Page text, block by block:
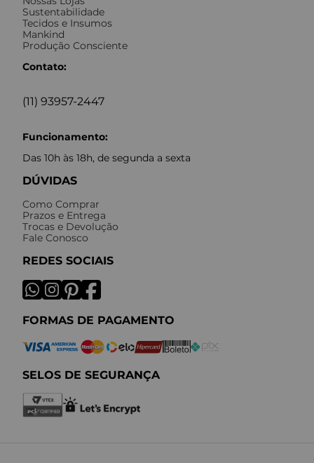
Sustentabilidade
Tecidos e Insumos
Mankind
Produção Consciente
Contato:
(11) 93957-2447
Funcionamento:
Das 10h às 18h, de segunda a sexta
DÚVIDAS
Como Comprar
Prazos e Entrega
Trocas e Devolução
Fale Conosco
REDES SOCIAIS
FORMAS DE PAGAMENTO
SELOS DE SEGURANÇA